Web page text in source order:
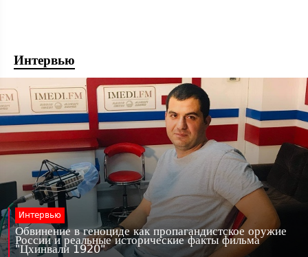
Интервью
Интервью
Обвинение в геноциде как пропагандистское оружие
России и реальные исторические факты фильма
"Цхинвали 1920"